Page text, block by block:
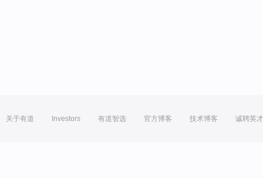
关于有道 Investors 有道智选 官方博客 技术博客 诚聘英才